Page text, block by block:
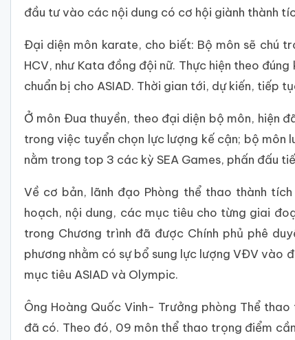
đầu tư vào các nội dung có cơ hội giành thành
Đại diện môn karate, cho biết: Bộ môn sẽ chú
HCV, như Kata đồng đội nữ. Thực hiện theo
chuẩn bị cho ASIAD. Thời gian tới, dự kiến, tiếp
Ở môn Đua thuyền, theo đại diện bộ môn, hiện
trong việc tuyển chọn lực lượng kế cận; bộ
nằm trong top 3 các kỳ SEA Games, phấn đấu
Về cơ bản, lãnh đạo Phòng thể thao thành
hoạch, nội dung, các mục tiêu cho từng giai
trong Chương trình đã được Chính phủ phê
phương nhằm có sự bổ sung lực lượng VĐV vào
mục tiêu ASIAD và Olympic.
Ông Hoàng Quốc Vinh- Trưởng phòng Thể
đã có. Theo đó, 09 môn thể thao trọng điểm